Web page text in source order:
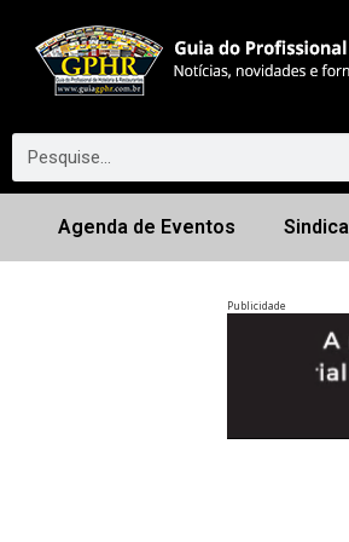
Agenda de Eventos
Publicidade